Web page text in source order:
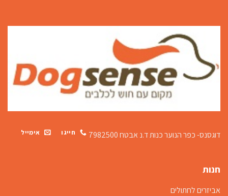
דוגסנס- כפר הנוער כנותד.נ אבטח 7982500 חייגו אימייל
חנות
אביזרים לחתולים